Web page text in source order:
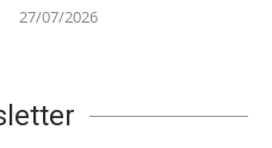
27/07/2026